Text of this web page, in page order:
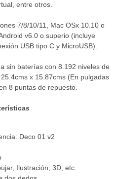
entre otros.
7/8/10/11, Mac OSx 10.10 o
v6.0 o superio (incluye
USB tipo C y MicroUSB).
sin baterías con 8.192 niveles de
x 15.87cms (En pulgadas
8 puntas de repuesto.
Deco 01 v2
Ilustración, 3D, etc.